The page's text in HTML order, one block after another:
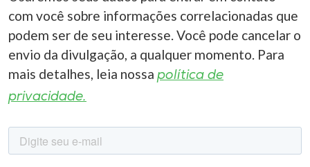
com você sobre informações correlacionadas que
podem ser de seu interesse. Você pode cancelar o
envio da divulgação, a qualquer momento. Para
mais detalhes, leia nossa política de
privacidade.